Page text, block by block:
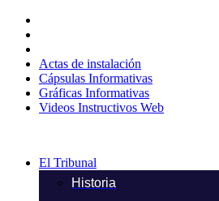
contenido
Actas de instalación
Cápsulas Informativas
Gráficas Informativas
Videos Instructivos Web
El Tribunal
Historia